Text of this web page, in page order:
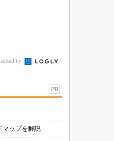
by
PR
ップを解説